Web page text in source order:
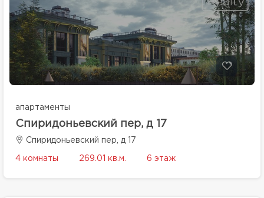
апартаменты
Спиридоньевский пер, д 17
Спиридоньевский пер, д 17
4 комнаты 269.01 кв.м. 6 этаж